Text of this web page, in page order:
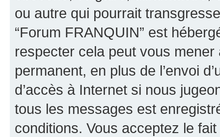
ou autre qui pourrait
“Forum FRANQUIN” est
respecter cela peut vous
permanent, en plus de l’envoi
d’accès à Internet si nous
tous les messages est
conditions. Vous acceptez le